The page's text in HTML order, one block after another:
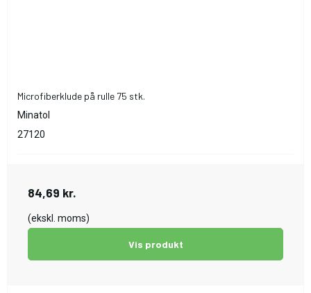
Microfiberklude på rulle 75 stk.
Minatol
27120
84,69 kr.
(ekskl. moms)
Vis produkt